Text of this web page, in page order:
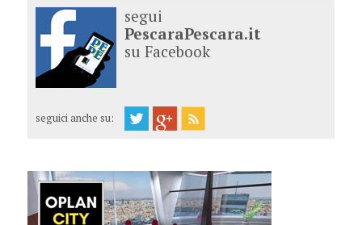
segui
PescaraPescara.it
su Facebook
seguici anche su: